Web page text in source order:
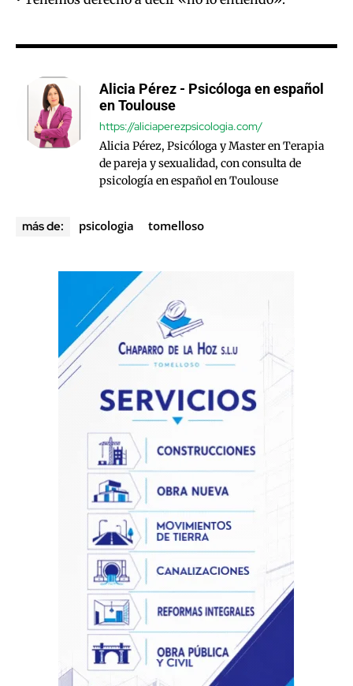
Alicia Pérez - Psicóloga en español
en Toulouse
https://aliciaperezpsicologia.com/
Alicia Pérez, Psicóloga y Master en Terapia
de pareja y sexualidad, con consulta de
psicología en español en Toulouse
más de: psicologia tomelloso